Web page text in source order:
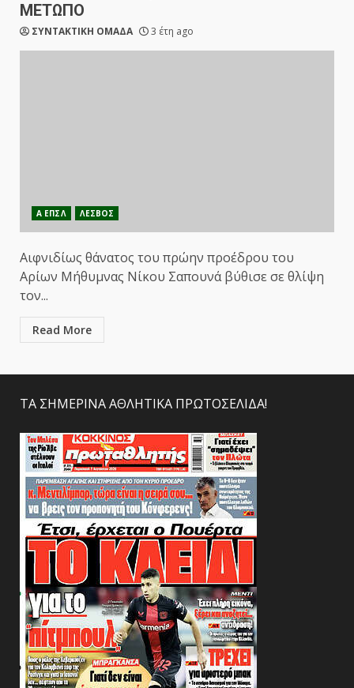
ΜΕΤΩΠΟ
ΣΥΝΤΑΚΤΙΚΗ ΟΜΑΔΑ 3 έτη ago
Α ΕΠΣΛ ΛΕΣΒΟΣ
Αιφνιδίως θάνατος του πρώην προέδρου του
Αρίων Μήθυμνας Νίκου Σαπουνά βύθισε σε θλίψη
τον...
Read More
ΤΑ ΣΗΜΕΡΙΝΑ ΑΘΛΗΤΙΚΑ ΠΡΩΤΟΣΕΛΙΔΑ!